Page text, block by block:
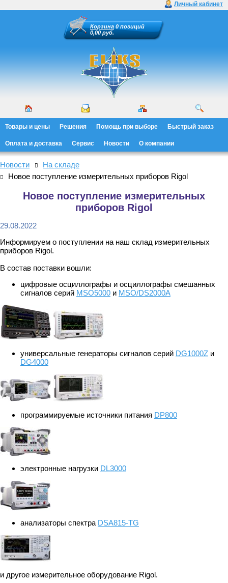
Личный кабинет
Корзина 0 позиций
0,00 руб.
Товары и цены Решения Помощь при выборе Быстрый заказ
Оплата и доставка Сервис Новости О компании
Новости
На складе
Новое поступление измерительных приборов Rigol
Новое поступление измерительных
приборов Rigol
29.08.2022
Информируем о поступлении на наш склад измерительных
приборов Rigol.
В состав поставки вошли:
цифровые осциллографы и осциллографы смешанных
сигналов серий MSO5000 и MSO/DS2000A
универсальные генераторы сигналов серий DG1000Z и
DG4000
программируемые источники питания DP800
электронные нагрузки DL3000
анализаторы спектра DSA815-TG
и другое измерительное оборудование Rigol.